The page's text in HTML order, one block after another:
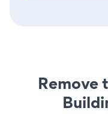
Remove